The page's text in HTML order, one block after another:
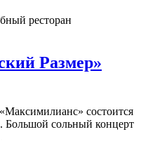
ресторан
Размер»
состоится
Большой сольный концерт